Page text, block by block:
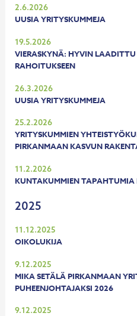
UUSIA YRITYSKUMMEJA
2.6.2026
VIERASKYNÄ: HYVIN
RAHOITUKSEEN
19.5.2026
UUSIA YRITYSKUMMEJA
26.3.2026
YRITYSKUMMIEN
PIRKANMAAN KASVUN
25.2.2026
KUNTAKUMMIEN
11.2.2026
2025
OIKOLUKIJA
11.12.2025
MIKA SETÄLÄ PIRKANMAAN
PUHEENJOHTAJAKSI 2026
9.12.2025
9.12.2025